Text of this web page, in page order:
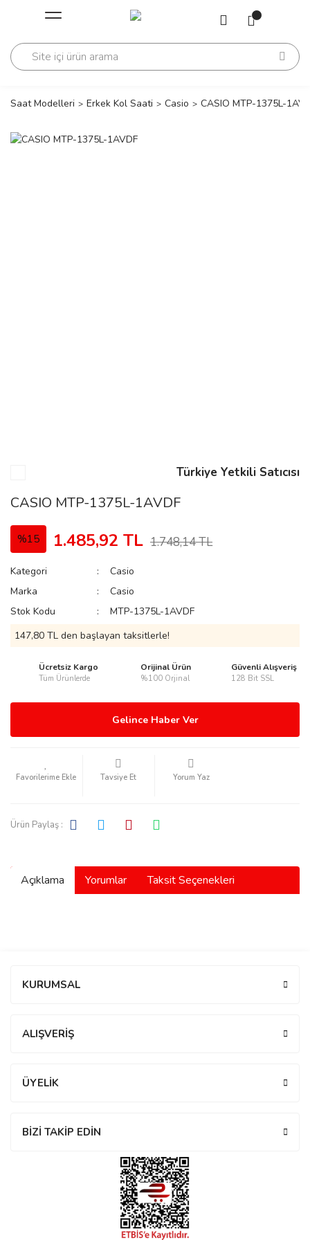
Geri Dön
Geri Dön
Saat Modelleri Erkek Kol Saati Casio CASIO MTP-1375L-
Türkiye Yetkili Satıcısı
CASIO MTP-1375L-1AVDF
%15 1.485,92 TL 1.748,14 TL
Kategori
Casio
Marka
Casio
Stok Kodu
MTP-1375L-1AVDF
147,80 TL den başlayan taksitlerle!
Ücretsiz Kargo
Tüm Ürünlerde
Orijinal Ürün
%100 Orjinal
Güvenli Alışveriş
128 Bit SSL
Gelince Haber Ver
Tavsiye Et Yorum Yaz
Ürün Paylaş :
Açıklama Yorumlar Taksit Seçenekleri
KURUMSAL
ALIŞVERİŞ
ÜYELİK
BİZİ TAKİP EDİN